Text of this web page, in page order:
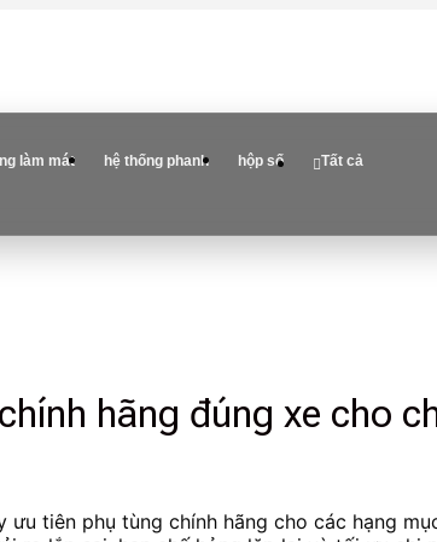
làm mát hệ thống phanh hộp số Tất cả
hãng đúng xe cho
ưu tiên phụ tùng chính hãng cho các hạng